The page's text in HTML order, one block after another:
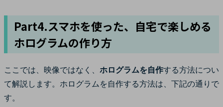
Part4.スマホを使った、自宅で楽しめる
ホログラムの作り方
ここでは、映像ではなく、 ホログラムを自作する方法につい
て解説します。ホログラムを自作する方法は、下記の通りで
す。